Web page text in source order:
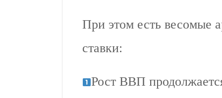
При этом есть весомые
ставки:
Рост ВВП